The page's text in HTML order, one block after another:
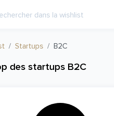
Startups B2C
des startups B2C